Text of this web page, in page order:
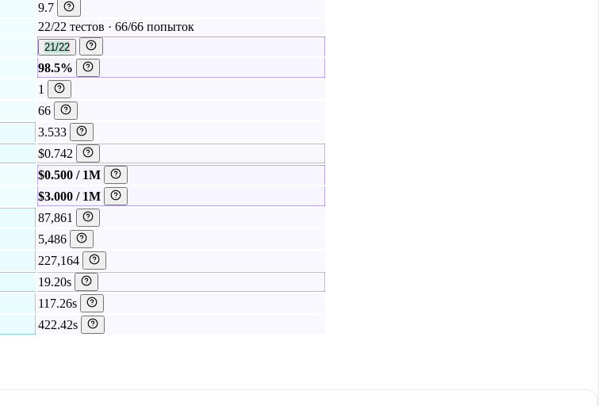
9.7
22/22 тестов · 66/66 попыток
21/22
98.5%
1
66
3.533
$0.742
$0.500 / 1M
$3.000 / 1M
87,861
5,486
227,164
19.20s
117.26s
422.42s